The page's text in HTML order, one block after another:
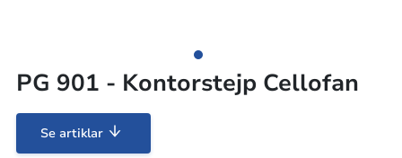
PG 901 - Kontorstejp Cellofan
Se artiklar